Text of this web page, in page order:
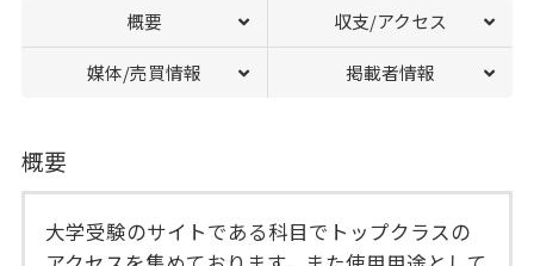
概要 収支/アクセス
媒体/売買情報 掲載者情報
概要
大学受験のサイトである科目でトップクラスの